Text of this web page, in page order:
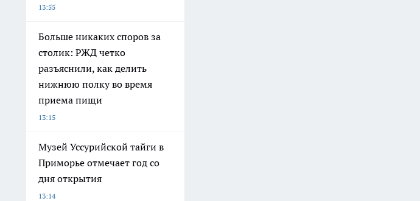
13:55
Больше никаких споров за
столик: РЖД четко
разъяснили, как делить
нижнюю полку во время
приема пищи
13:15
Музей Уссурийской тайги в
Приморье отмечает год со
дня открытия
13:14